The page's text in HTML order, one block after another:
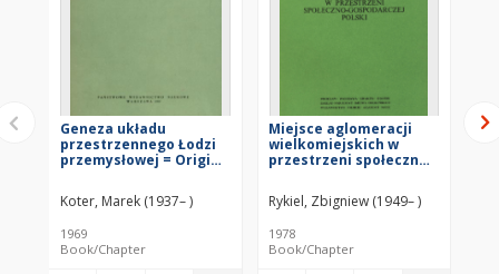
Geneza układu
przestrzennego Łodzi
przemysłowej = Origin
industrial Łódź =
Genezis
sistemy promyšlennoj
Lodzi
Koter, Marek (1937– )
1969
Book/Chapter
Miejsce aglomeracji
wielkomiejskich w
przestrzeni społeczno-
Mesto
krupnogorodskih
èkonomičeskom
prostranstve Pol'ši =
Rykiel, Zbigniew (1949– )
1978
Book/Chapter